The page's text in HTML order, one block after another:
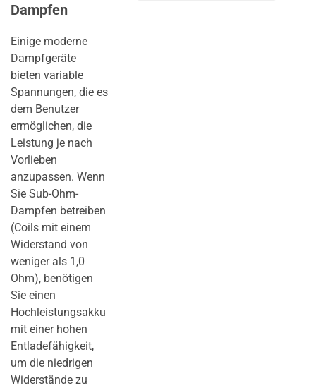
Dampfen
Einige moderne
Dampfgeräte
bieten variable
Spannungen, die es
dem Benutzer
ermöglichen, die
Leistung je nach
Vorlieben
anzupassen. Wenn
Sie Sub-Ohm-
Dampfen betreiben
(Coils mit einem
Widerstand von
weniger als 1,0
Ohm), benötigen
Sie einen
Hochleistungsakku
mit einer hohen
Entladefähigkeit,
um die niedrigen
Widerstände zu